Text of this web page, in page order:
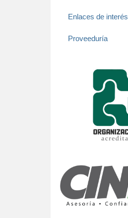
Enlaces de interés
Proveeduría